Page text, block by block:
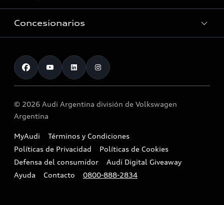
Consultas Recall
Tecnología
Audi Sport
Ventas Corporativas
Historia
Concesionarios
Nuestros servicios
Red de Concesionarios
© 2026 Audi Argentina división de Volkswagen
Argentina
MyAudi
Términos y Condiciones
Políticas de Privacidad
Políticas de Cookies
Defensa del consumidor
Audi Digital Giveaway
Ayuda
Contacto 0800-888-2834